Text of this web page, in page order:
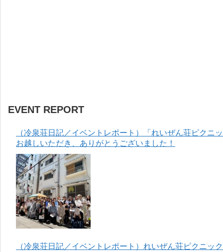
EVENT REPORT
（冷泉荘日記／イベントレポート）「れいぜん荘ピクニ
お越しいただき、ありがとうございました！
（冷泉荘日記／イベントレポート）れいぜん荘ピクニッ